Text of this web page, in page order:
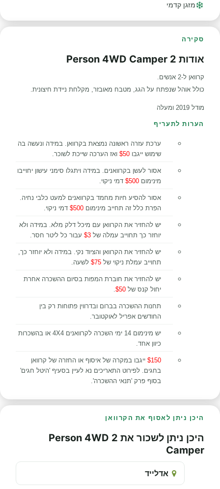
מזגן קדמי
סקירה
אודות 2 Person 4WD Camper
קרוואן ל-2 אנשים.
כולל אוהל שנפתח על הגג, מטבח מאובזר, מקלחת ניידת חיצונית.
מודל 2019 ומעלה
הערות לתעריף
ערכת עזרה ראשונה נמצאת בקרוואן. במידה ונעשה בה
שימוש ייגבו $50 ואז הערכה שייכת לשוכר.
אסור לעשן בקרוואנים. במידה ויתגלו סימני עישון יחוייבו
מינימום $500 דמי ניקוי.
אסור להסיע חיות מחמד בקרוואנים למעט כלבי נחיה.
הפרת כלל זה תחייב מינימום $500 דמי ניקוי.
יש להחזיר את הקרוואן עם מיכל דלק מלא. במידה ולא
יוחזר כך תחוייב עמלה של $3 עבור כל ליטר חסר.
יש להחזיר את הקרוואן והציוד נקי. במידה ולא יוחזר כך,
תחוייב עמלת ניקוי של $75 לשעה.
יש להחזיר את חוברת המפות בסיום ההשכרה אחרת
יחול קנס של $50
.
תחנות ההשכרה בברום ובדרווין פתוחות רק בין
החודשים אפריל לאוקטובר.
יש מינימום 14 ימי השכרה לקרוואנים 4X4 או בהשכרות
כיוון אחד.
$150 ייגבו במקרה של איסוף או החזרה של קרוואן
בחגים. לפירוט התאריכים נא לעיין בסעיף 'היטל חגים'
בסוף פרק 'תנאי ההשכרה'.
היכן ניתן לאסוף את הקרוואן
היכן ניתן לשכור את 2 Person 4WD
Camper
אדלייד